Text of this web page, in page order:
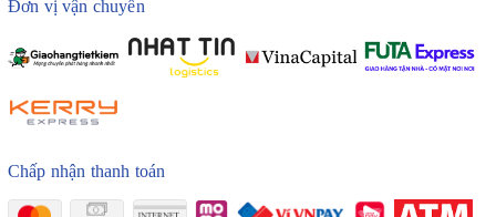
Đơn vị vận chuyển
Chấp nhận thanh toán